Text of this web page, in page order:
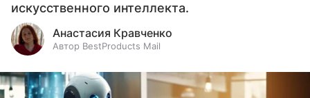
искусственного интеллекта.
Анастасия Кравченко
Автор BestProducts Mail